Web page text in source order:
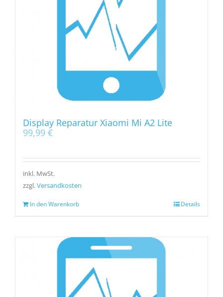
Display Reparatur Xiaomi Mi A2 Lite
99,99 €
inkl. MwSt.
zzgl.Versandkosten
In den Warenkorb Details